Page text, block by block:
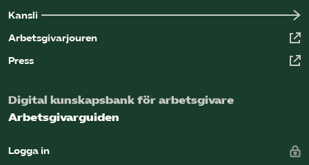
Kansli
Arbetsgivarjouren
Press
Digital kunskapsbank för arbetsgivare
Arbetsgivarguiden
Logga in